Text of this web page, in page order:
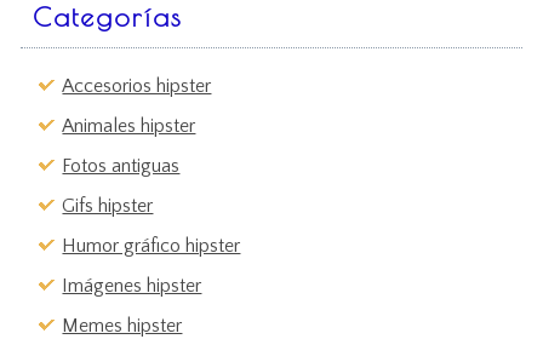
Categorías
Accesorios hipster
Animales hipster
Fotos antiguas
Gifs hipster
Humor gráfico hipster
Imágenes hipster
Memes hipster